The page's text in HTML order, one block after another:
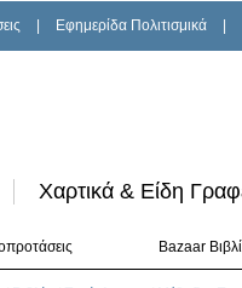
Εφημερίδα Πολιτισμικά
Χαρτικά & Είδη
Bazaar